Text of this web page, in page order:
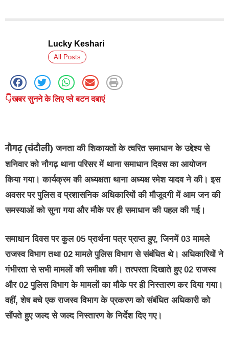
Lucky Keshari
All Posts
👇खबर सुनने के लिए प्ले बटन दबाएं
नौगढ़ (चंदौली) जनता की शिकायतों के त्वरित समाधान के उद्देश्य से
शनिवार को नौगढ़ थाना परिसर में थाना समाधान दिवस का आयोजन
किया गया। कार्यक्रम की अध्यक्षता थाना अध्यक्ष रमेश यादव ने की। इस
अवसर पर पुलिस व प्रशासनिक अधिकारियों की मौजूदगी में आम जन की
समस्याओं को सुना गया और मौके पर ही समाधान की पहल की गई।
समाधान दिवस पर कुल 05 प्रार्थना पत्र प्राप्त हुए, जिनमें 03 मामले
राजस्व विभाग तथा 02 मामले पुलिस विभाग से संबंधित थे। अधिकारियों ने
गंभीरता से सभी मामलों की समीक्षा की। तत्परता दिखाते हुए 02 राजस्व
और 02 पुलिस विभाग के मामलों का मौके पर ही निस्तारण कर दिया गया।
वहीं, शेष बचे एक राजस्व विभाग के प्रकरण को संबंधित अधिकारी को
सौंपते हुए जल्द से जल्द निस्तारण के निर्देश दिए गए।